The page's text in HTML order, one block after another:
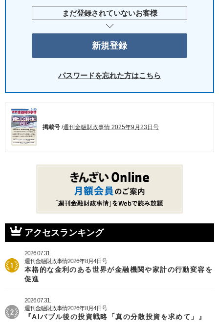
まだ登録されていないお客様
パスワードを忘れた方はこちら
掲載号 /週刊金融財政事情 2025年9月23日号
アクセスランキング
2026.07.31.
週刊金融財政事情2026年8月4日号
本格的な金利のある世界が金融機関や家計の行動変容を
促進
2026.07.31.
週刊金融財政事情2026年8月4日号
『AIバブル後の投資戦略「真の分散投資を求めて」』